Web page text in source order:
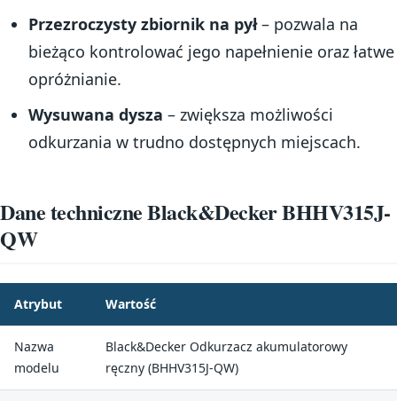
Przezroczysty zbiornik na pył– pozwala na
bieżąco kontrolować jego napełnienie oraz łatwe
opróżnianie.
Wysuwana dysza – zwiększa możliwości
odkurzania w trudno dostępnych miejscach.
Dane techniczne Black&Decker BHHV315J-
QW
Atrybut Wartość
Nazwa
modelu
Black&Decker Odkurzacz akumulatorowy
ręczny (BHHV315J-QW)